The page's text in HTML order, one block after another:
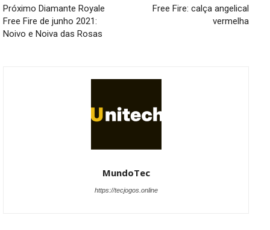
Próximo Diamante Royale
Free Fire de junho 2021:
Noivo e Noiva das Rosas
Free Fire: calça angelical
vermelha
MundoTec
https://tecjogos.online